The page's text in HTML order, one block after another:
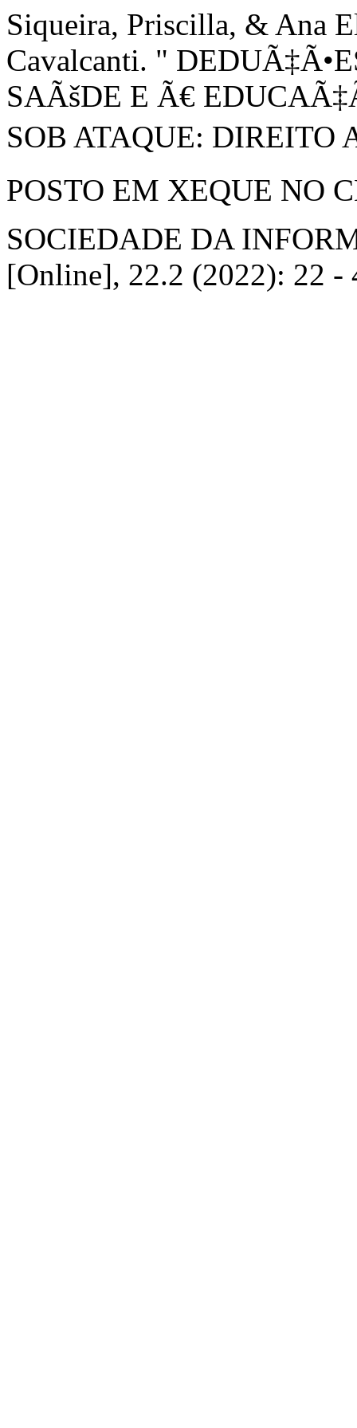
Siqueira, Priscilla, & Ana
Cavalcanti. "
SAÃšDE E Ã€
SOB ATAQUE: DIREITO
POSTO EM XEQUE NO
SOCIEDADE DA
[Online], 22.2 (2022): 22 -